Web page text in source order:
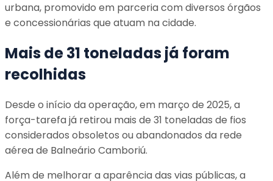
urbana, promovido em parceria com diversos órgãos
e concessionárias que atuam na cidade.
Mais de 31 toneladas já foram
recolhidas
Desde o início da operação, em março de 2025, a
força-tarefa já retirou mais de 31 toneladas de fios
considerados obsoletos ou abandonados da rede
aérea de Balneário Camboriú.
Além de melhorar a aparência das vias públicas, a